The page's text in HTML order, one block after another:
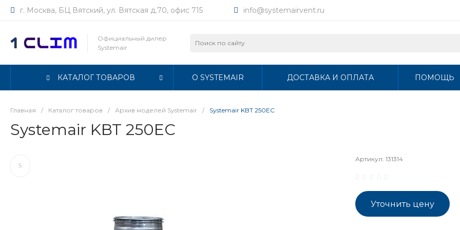
г. Москва, БЦ Вятский, ул. Вятская д.70, офис 715 info@systemairvent.ru
Официальный дилер
Systemair
КАТАЛОГ ТОВАРОВ О SYSTEMAIR ДОСТАВКА И ОПЛАТА ПОМОЩЬ
Главная / Каталог товаров / Архив моделей Systemair / Systemair KBT 250EC
Systemair KBT 250EC
Артикул: 131314
Уточнить цену